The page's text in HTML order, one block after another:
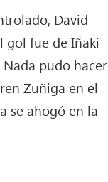
David
gol fue de Iñaki
pudo hacer
Zuñiga en el
se ahogó en la